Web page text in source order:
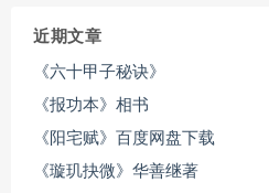
近期文章
《六十甲子秘诀》
《报功本》相书
《阳宅赋》百度网盘下载
《璇玑抉微》华善继著